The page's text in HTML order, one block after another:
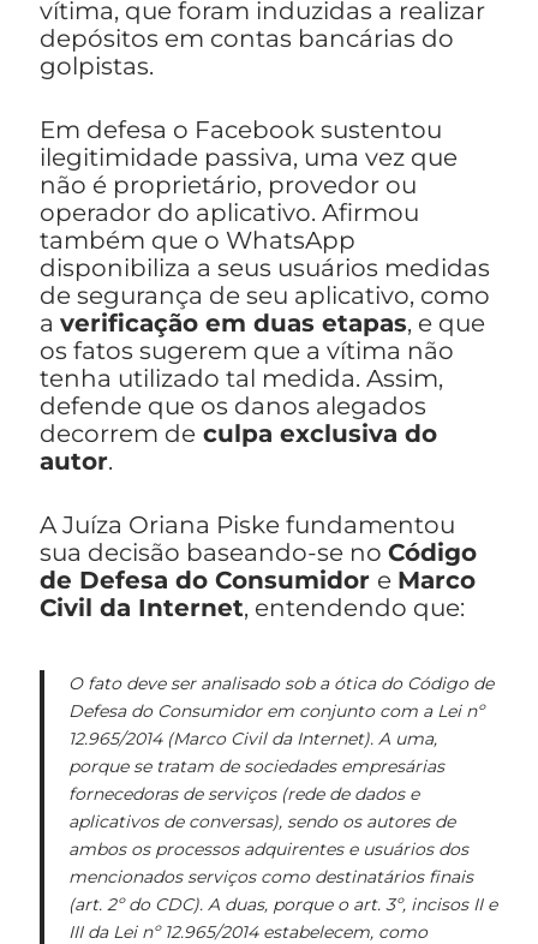
vítima, que foram induzidas a realizar
depósitos em contas bancárias do
golpistas.
Em defesa o Facebook sustentou
ilegitimidade passiva, uma vez que
não é proprietário, provedor ou
operador do aplicativo. Afirmou
também que o WhatsApp
disponibiliza a seus usuários medidas
de segurança de seu aplicativo, como
a verificação em duas etapas, e que
os fatos sugerem que a vítima não
tenha utilizado tal medida. Assim,
defende que os danos alegados
decorrem de culpa exclusiva do
autor.
A Juíza Oriana Piske fundamentou
sua decisão baseando-se no Código
de Defesa do Consumidor e Marco
Civil da Internet, entendendo que:
O fato deve ser analisado sob a ótica do Código de
Defesa do Consumidor em conjunto com a Lei nº
12.965/2014 (Marco Civil da Internet). A uma,
porque se tratam de sociedades empresárias
fornecedoras de serviços (rede de dados e
aplicativos de conversas), sendo os autores de
ambos os processos adquirentes e usuários dos
mencionados serviços como destinatários finais
(art. 2º do CDC). A duas, porque o art. 3º, incisos II e
III da Lei nº 12.965/2014 estabelecem, como